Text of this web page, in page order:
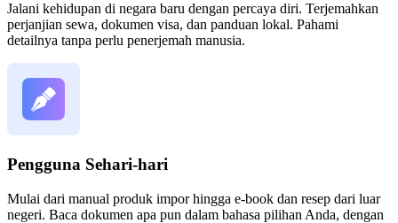
Jalani kehidupan di negara baru dengan percaya diri. Terjemahkan
perjanjian sewa, dokumen visa, dan panduan lokal. Pahami
detailnya tanpa perlu penerjemah manusia.
Pengguna Sehari-hari
Mulai dari manual produk impor hingga e-book dan resep dari luar
negeri. Baca dokumen apa pun dalam bahasa pilihan Anda, dengan